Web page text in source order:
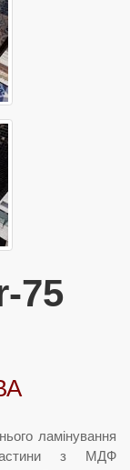
75
ламінування
з МДФ